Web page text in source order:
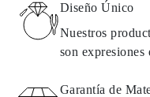
Detalles sobre métodos
pueden encontrar en las
Diseño Único
Nuestros
son
Garantía de